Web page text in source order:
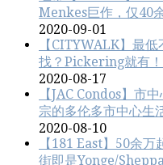
Menkes巨作，仅40
2020-09-01
【CITYWALK】最
找？Pickering就有！
2020-08-17
【JAC Condos】市
宗的多伦多市中心生
2020-08-10
【181 East】50余
街即是Yonge/